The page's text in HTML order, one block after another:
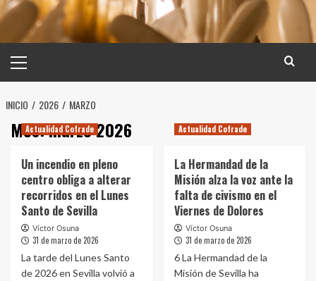
principal
INICIO 2026 MARZO
Mes:marzo 2026
Actualidad Cofrade
Un incendio en pleno
centro obliga a alterar
recorridos en el Lunes
Santo de Sevilla
Víctor Osuna
31 de marzo de 2026
La tarde del Lunes Santo
de 2026 en Sevilla volvió a
Actualidad Cofrade
La Hermandad de la
Misión alza la voz ante la
falta de civismo en el
Viernes de Dolores
Víctor Osuna
31 de marzo de 2026
6 La Hermandad de la
Misión de Sevilla ha